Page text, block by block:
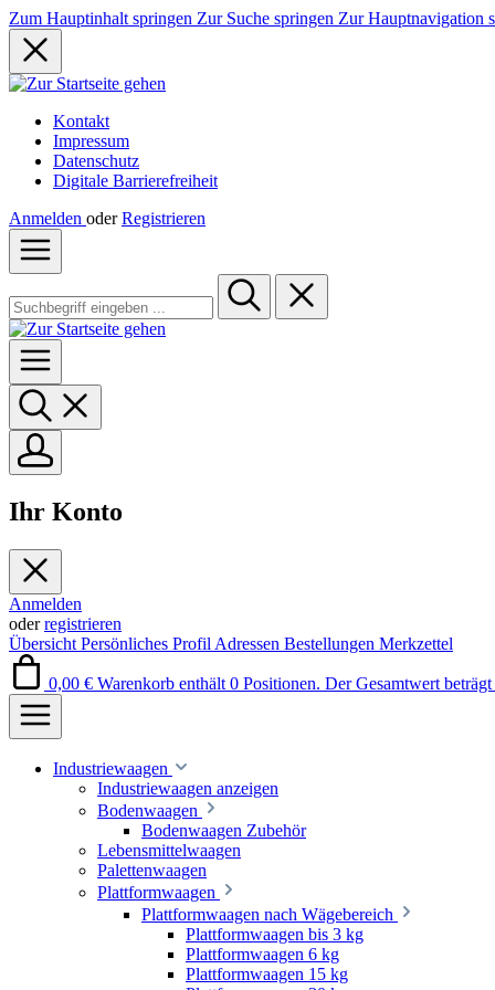
Zum Hauptinhalt springen Zur Suche springen Zur Hauptnavigation
Kontakt
Impressum
Datenschutz
Digitale Barrierefreiheit
Anmelden oder Registrieren
Ihr Konto
Anmelden
oderregistrieren
Übersicht Persönliches Profil Adressen Bestellungen Merkzettel
0,00 € Warenkorb enthält 0 Positionen. Der Gesamtwert
Industriewaagen
Industriewaagen anzeigen
Bodenwaagen
Bodenwaagen Zubehör
Lebensmittelwaagen
Palettenwaagen
Plattformwaagen
Plattformwaagen nach Wägebereich
Plattformwaagen bis 3 kg
Plattformwaagen 6 kg
Plattformwaagen 15 kg